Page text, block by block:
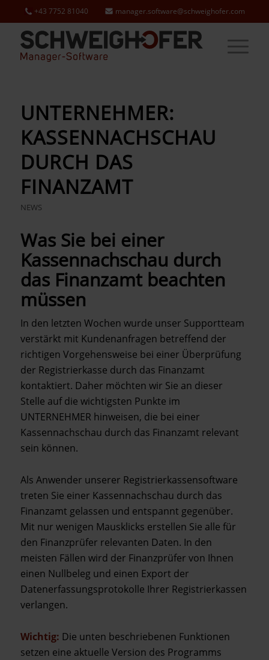
+43 7752 81040 manager.software@schweighofer.com
UNTERNEHMER:
KASSENNACHSCHAU
DURCH DAS
FINANZAMT
NEWS
Was Sie bei einer
Kassennachschau durch
das Finanzamt beachten
müssen
In den letzten Wochen wurde unser Supportteam
verstärkt mit Kundenanfragen betreffend der
richtigen Vorgehensweise bei einer Überprüfung
der Registrierkasse durch das Finanzamt
kontaktiert. Daher möchten wir Sie an dieser
Stelle auf die wichtigsten Punkte im
UNTERNEHMER hinweisen, die bei einer
Kassennachschau durch das Finanzamt relevant
sein können.
Als Anwender unserer Registrierkassensoftware
treten Sie einer Kassennachschau durch das
Finanzamt gelassen und entspannt gegenüber.
Mit nur wenigen Mausklicks erstellen Sie alle für
den Finanzprüfer relevanten Daten. In den
meisten Fällen wird der Finanzprüfer von Ihnen
einen Nullbeleg und einen Export der
Datenerfassungsprotokolle Ihrer Registrierkassen
verlangen.
Wichtig: Die unten beschriebenen Funktionen
setzen eine aktuelle Version des Programms